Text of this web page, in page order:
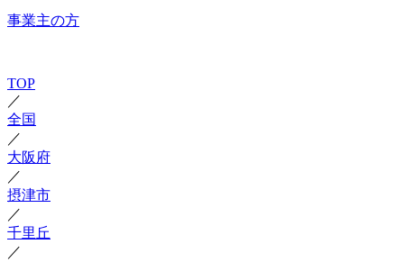
事業主の方
TOP
／
全国
／
大阪府
／
摂津市
／
千里丘
／